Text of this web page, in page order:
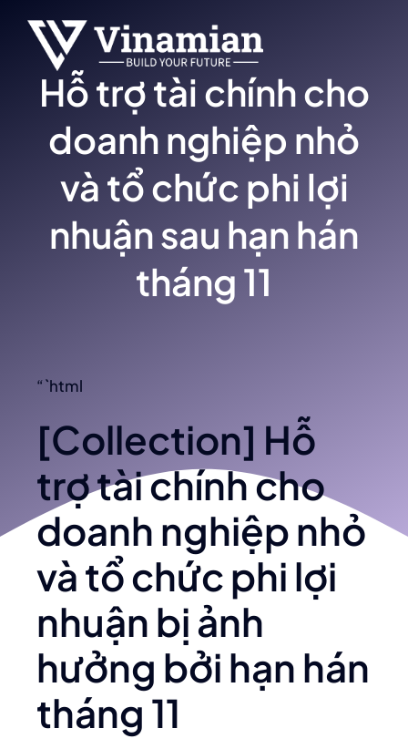
content
Hỗ trợ tài chính cho
doanh nghiệp nhỏ
và tổ chức phi lợi
nhuận sau hạn hán
tháng 11
“`html
[Collection] Hỗ
trợ tài chính cho
doanh nghiệp nhỏ
và tổ chức phi lợi
nhuận bị ảnh
hưởng bởi hạn hán
tháng 11